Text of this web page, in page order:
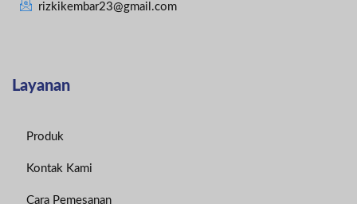
rizkikembar23@gmail.com
Layanan
Produk
Kontak Kami
Cara Pemesanan